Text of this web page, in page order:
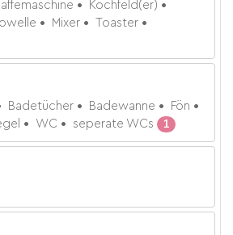
Kochfeld(er)
Mixer
Toaster
Badetücher Badewanne
Fön
WC seperate WCs 1